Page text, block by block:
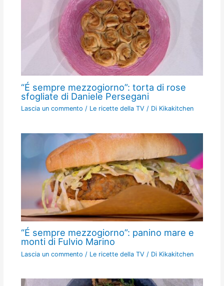
“É sempre mezzogiorno”: torta di rose
sfogliate di Daniele Persegani
Lascia un commento / Le ricette della TV / Di Kikakitchen
“É sempre mezzogiorno”: panino mare e
monti di Fulvio Marino
Lascia un commento / Le ricette della TV / Di Kikakitchen